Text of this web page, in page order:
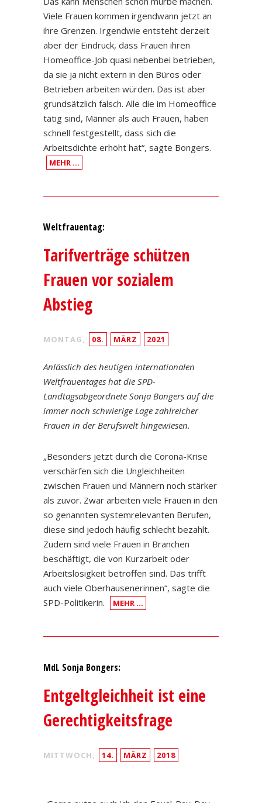
Viele Frauen kommen irgendwann jetzt an
ihre Grenzen. Irgendwie entsteht derzeit
aber der Eindruck, dass Frauen ihren
Homeoffice-Job quasi nebenbei betrieben,
da sie ja nicht extern in den Büros oder
Betrieben arbeiten würden. Das ist aber
grundsätzlich falsch. Alle die im Homeoffice
tätig sind, Männer als auch Frauen, haben
schnell festgestellt, dass sich die
Arbeitsdichte erhöht hat“, sagte Bongers.
MEHR …
Weltfrauentag:
Tarifverträge schützen
Frauen vor sozialem
Abstieg
MONTAG, 08. MÄRZ 2021
Anlässlich des heutigen internationalen
Weltfrauentages hat die SPD-
Landtagsabgeordnete Sonja Bongers auf die
immer noch schwierige Lage zahlreicher
Frauen in der Berufswelt hingewiesen.
„Besonders jetzt durch die Corona-Krise
verschärfen sich die Ungleichheiten
zwischen Frauen und Männern noch stärker
als zuvor. Zwar arbeiten viele Frauen in den
so genannten systemrelevanten Berufen,
diese sind jedoch häufig schlecht bezahlt.
Zudem sind viele Frauen in Branchen
beschäftigt, die von Kurzarbeit oder
Arbeitslosigkeit betroffen sind. Das trifft
auch viele Oberhausenerinnen“, sagte die
SPD-Politikerin.
MEHR …
MdL Sonja Bongers:
Entgeltgleichheit ist eine
Gerechtigkeitsfrage
MITTWOCH, 14. MÄRZ 2018